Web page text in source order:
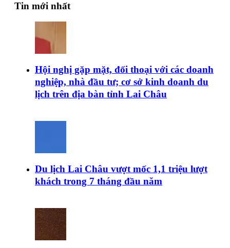
Tin mới nhất
Hội nghị gặp mặt, đối thoại với các doanh
nghiệp, nhà đầu tư; cơ sở kinh doanh du
lịch trên địa bàn tỉnh Lai Châu
Du lịch Lai Châu vượt mốc 1,1 triệu lượt
khách trong 7 tháng đầu năm